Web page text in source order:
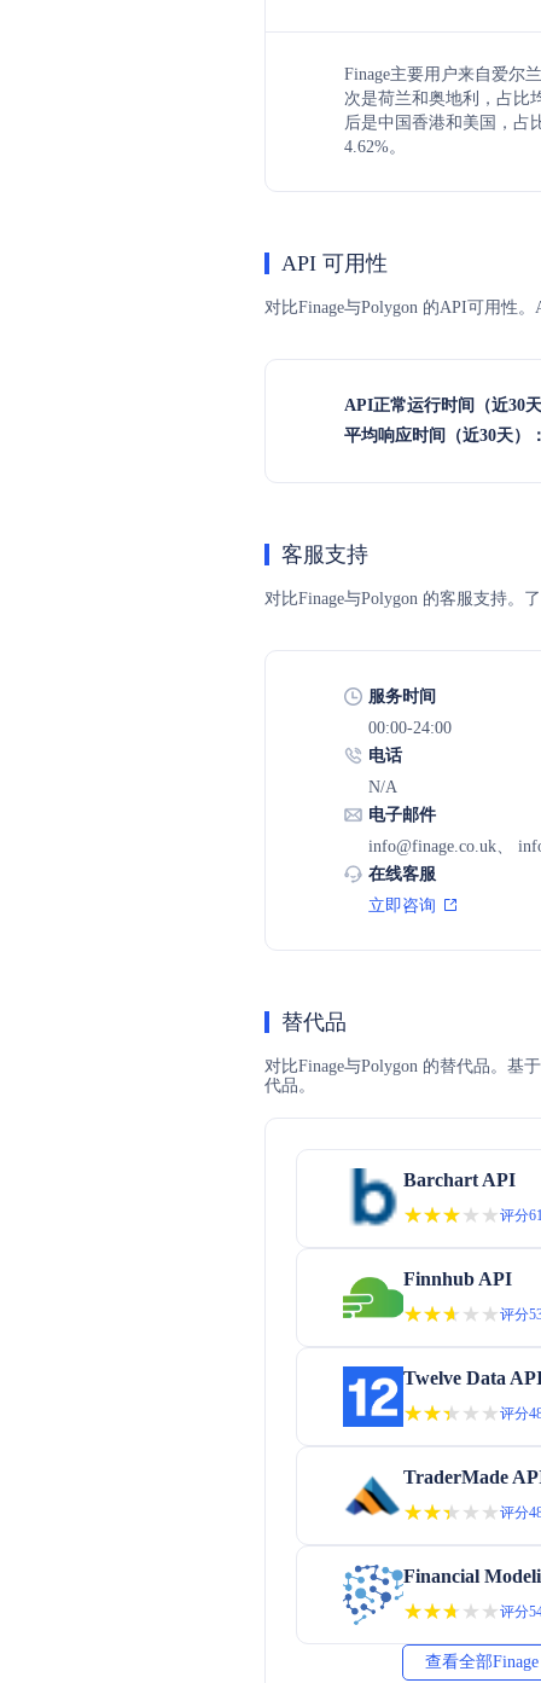
Finage主要用户来自爱尔
次是荷兰和奥地利，占比
后是中国香港和美国，占
4.62%。
API 可用性
对比Finage与Polygon 的API可用性
API正常运行时间（近30
平均响应时间（近30天）
客服支持
对比Finage与Polygon 的客服支持。
服务时间
00:00-24:00
电话
N/A
电子邮件
info@finage.co.uk、
在线客服
立即咨询
替代品
对比Finage与Polygon 的替代品。基
代品。
Barchart API
★★★★★
★★★★★评分
Finnhub API
★★★★★
★★★★★评分
Twelve Data
★★★★★
★★★★★评分
TraderMade
★★★★★
★★★★★评分
Financial
★★★★★
★★★★★评分
查看全部